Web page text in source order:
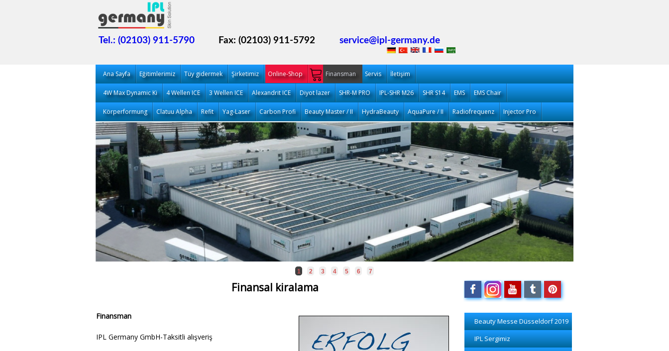
Tel.: (02103) 911-5790 Fax: (02103) 911-5792 service@ipl-germany.de
Ana Sayfa Eğitimlerimiz Tüy gidermek Şirketimiz Online-Shop Finansman Servis İletişim
4W Max Dynamic Ki 4 Wellen ICE 3 Wellen ICE Alexandrit ICE Diyot lazer SHR-M PRO IPL-SHR M26 SHR S14 EMS EMS Chair
Körperformung Clatuu Alpha Refit Yag-Laser Carbon Profi Beauty Master / II HydraBeauty AquaPure / II Radiofrequenz Injector Pro
1 2 3 4 5 6 7
Finansal kiralama
Finansman
IPL Germany GmbH-Taksitli alışveriş
Beauty Messe Düsseldorf 2019
IPL Sergimiz